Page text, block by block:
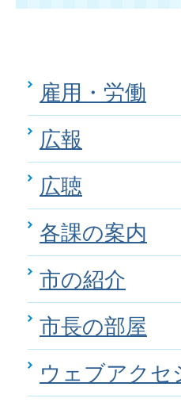
雇用・労働
広報
広聴
各課の案内
市の紹介
市長の部屋
ウェブアクセ